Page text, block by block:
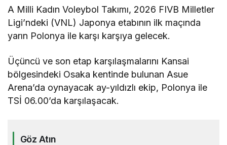
A Milli Kadın Voleybol Takımı, 2026 FIVB Milletler
Ligi’ndeki (VNL) Japonya etabının ilk maçında
yarın Polonya ile karşı karşıya gelecek.
Üçüncü ve son etap karşılaşmalarını Kansai
bölgesindeki Osaka kentinde bulunan Asue
Arena’da oynayacak ay-yıldızlı ekip, Polonya ile
TSİ 06.00’da karşılaşacak.
Göz Atın